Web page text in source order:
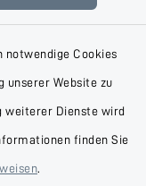
notwendige Cookies
unserer Website zu
weiterer Dienste wird
finden Sie
.